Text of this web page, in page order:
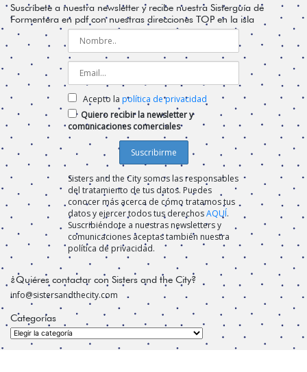
Suscríbete a nuestra newsletter y recibe nuestra Sisterguía de
Formentera en pdf con nuestras direcciones TOP en la isla
Acepto la política de privacidad
Quiero recibir la newsletter y
comunicaciones comerciales
Sisters and the City somos las responsables
del tratamiento de tus datos. Puedes
conocer más acerca de cómo tratamos tus
datos y ejercer todos tus derechosAQUÍ.
Suscribiéndote a nuestras newsletters y
comunicaciones aceptas también nuestra
política de privacidad.
¿Quiéres contactar con Sisters and the City?
info@sistersandthecity.com
Categorías
Categorías